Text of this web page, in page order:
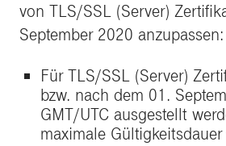
von TLS/SSL (Server)
September 2020 anzupassen:
Für TLS/SSL (Server)
bzw. nach dem 01.
GMT/UTC ausgestellt
maximale